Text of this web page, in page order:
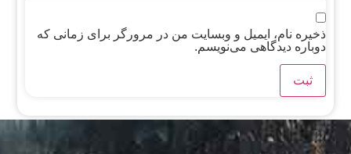
ذخیره نام، ایمیل و وبسایت من در مرورگر برای زمانی که
دوباره دیدگاهی می‌نویسم.